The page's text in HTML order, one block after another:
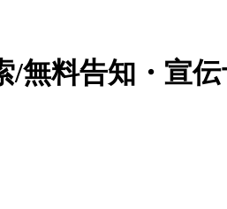
/無料告知・宣